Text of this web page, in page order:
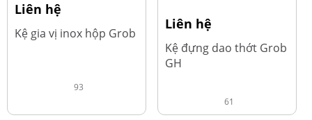
Liên hệ
Kệ gia vị inox hộp Grob
93
Liên hệ
Kệ đựng dao thớt Grob
GH
61